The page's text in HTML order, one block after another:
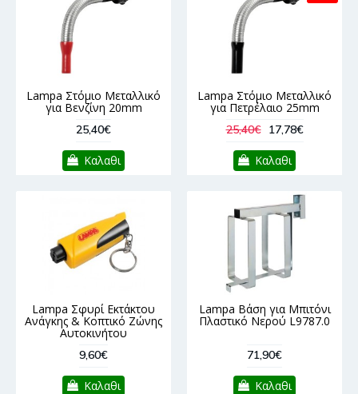
Lampa Στόμιο Μεταλλικό
για Βενζίνη 20mm
25,40€
Καλαθι
Lampa Στόμιο Μεταλλικό
για Πετρέλαιο 25mm
25,40€ 17,78€
Καλαθι
Lampa Σφυρί Εκτάκτου
Ανάγκης & Κοπτικό Ζώνης
Αυτοκινήτου
9,60€
Καλαθι
Lampa Βάση για Μπιτόνι
Πλαστικό Νερού L9787.0
71,90€
Καλαθι